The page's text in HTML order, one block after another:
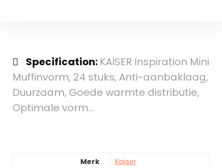
Specification: KAISER Inspiration Mini
Muffinvorm, 24 stuks, Anti-aanbaklaag,
Duurzaam, Goede warmte distributie,
Optimale vorm…
Merk
Kaiser